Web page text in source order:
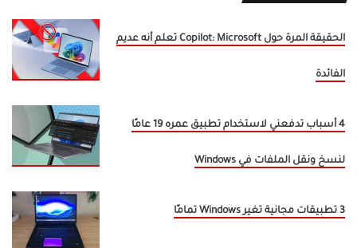
الحقيقة المرة حول Copilot: Microsoft تعلم أنه عديم
الفائدة
4 أسباب تدفعني لاستخدام تطبيق عمره 19 عامًا
لنسخ ونقل الملفات في Windows
3 تطبيقات مجانية تغير Windows تمامًا